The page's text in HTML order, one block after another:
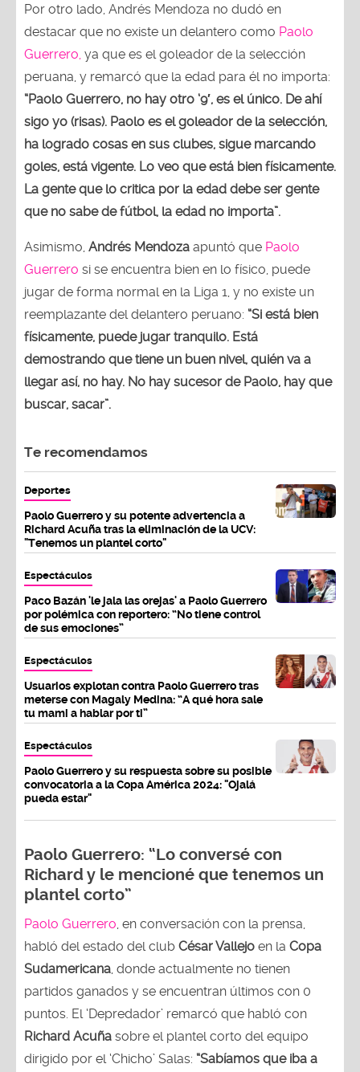
Por otro lado, Andrés Mendoza no dudó en
destacar que no existe un delantero como Paolo
Guerrero, ya que es el goleador de la selección
peruana, y remarcó que la edad para él no importa:
“Paolo Guerrero, no hay otro ‘9′, es el único. De ahí
sigo yo (risas). Paolo es el goleador de la selección,
ha logrado cosas en sus clubes, sigue marcando
goles, está vigente. Lo veo que está bien físicamente.
La gente que lo critica por la edad debe ser gente
que no sabe de fútbol, la edad no importa”.
Asimismo, Andrés Mendoza apuntó que Paolo
Guerrero si se encuentra bien en lo físico, puede
jugar de forma normal en la Liga 1, y no existe un
reemplazante del delantero peruano: “Si está bien
físicamente, puede jugar tranquilo. Está
demostrando que tiene un buen nivel, quién va a
llegar así, no hay. No hay sucesor de Paolo, hay que
buscar, sacar”.
Te recomendamos
Deportes
Paolo Guerrero y su potente advertencia a
Richard Acuña tras la eliminación de la UCV:
"Tenemos un plantel corto"
Espectáculos
Paco Bazán 'le jala las orejas' a Paolo Guerrero
por polémica con reportero: “No tiene control
de sus emociones”
Espectáculos
Usuarios explotan contra Paolo Guerrero tras
meterse con Magaly Medina: “A qué hora sale
tu mami a hablar por ti”
Espectáculos
Paolo Guerrero y su respuesta sobre su posible
convocatoria a la Copa América 2024: "Ojalá
pueda estar"
Paolo Guerrero: “Lo conversé con
Richard y le mencioné que tenemos un
plantel corto”
Paolo Guerrero , en conversación con la prensa,
habló del estado del club César Vallejo en la Copa
Sudamericana , donde actualmente no tienen
partidos ganados y se encuentran últimos con 0
puntos. El ‘Depredador’ remarcó que habló con
Richard Acuña sobre el plantel corto del equipo
dirigido por el ‘Chicho’ Salas: “Sabíamos que iba a